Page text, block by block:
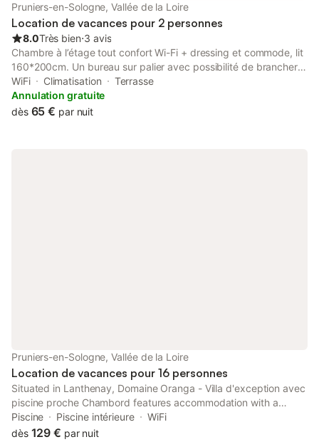
Pruniers-en-Sologne, Vallée de la Loire
Location de vacances pour 2 personnes
8.0Très bien⋅3 avis
Chambre à l’étage tout confort Wi-Fi + dressing et commode, lit
160*200cm. Un bureau sur palier avec possibilité de brancher
un pc portable sur écran 27 pouces. La cuisine est équipée de
tout le nécessaire pour faire la cuisine, casseroles, plats, poêles,
assiettes, verre et couvert, frigo et table de cuisson. Salon avec
WiFi Climatisation
Terrasse
Annulation gratuite
dès 65 € par nuit
Pruniers-en-Sologne, Vallée de la Loire
Location de vacances pour 16 personnes
Situated in Lanthenay, Domaine Oranga - Villa d'exception avec
piscine proche Chambord features accommodation with a
private pool, a patio and pool views. This property offers access
to a terrace, free private parking and free WiFi.
Piscine Piscine intérieure
WiFi
dès 129 € par nuit